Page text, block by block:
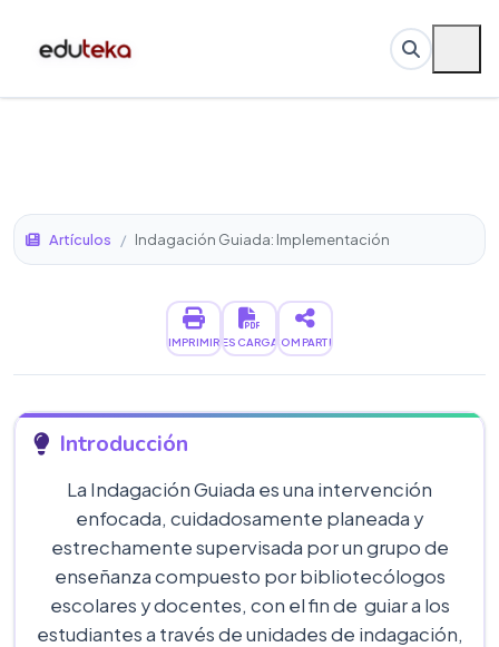
Artículos / Indagación Guiada: Implementación
IMPRIMIRDESCARGARCOMPARTIR
Introducción
La Indagación Guiada es una intervención
enfocada, cuidadosamente planeada y
estrechamente supervisada por un grupo de
enseñanza compuesto por bibliotecólogos
escolares y docentes, con el fin de guiar a los
estudiantes a través de unidades de indagación,